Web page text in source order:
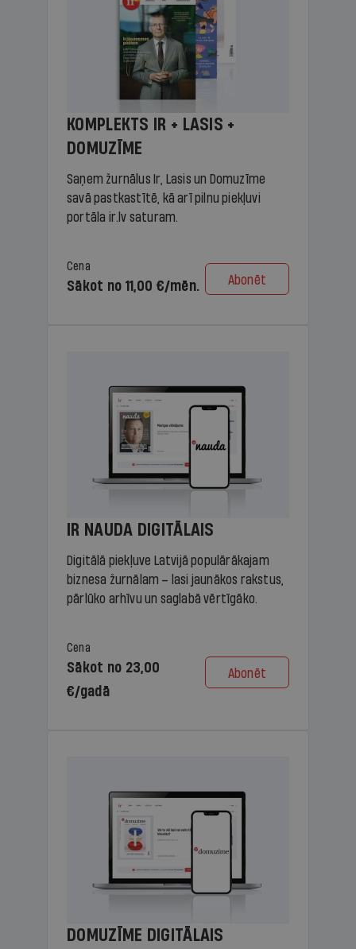
KOMPLEKTS IR + LASIS +
DOMUZĪME
Saņem žurnālus Ir, Lasis un Domuzīme
savā pastkastītē, kā arī pilnu piekļuvi
portāla ir.lv saturam.
Cena
Sākot no 11,00 €/mēn. Abonēt
IR NAUDA DIGITĀLAIS
Digitālā piekļuve Latvijā populārākajam
biznesa žurnālam – lasi jaunākos rakstus,
pārlūko arhīvu un saglabā vērtīgāko.
Cena
Sākot no 23,00
€/gadā
Abonēt
DOMUZĪME DIGITĀLAIS